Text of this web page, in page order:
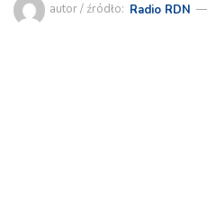
autor / źródło: Radio RDN